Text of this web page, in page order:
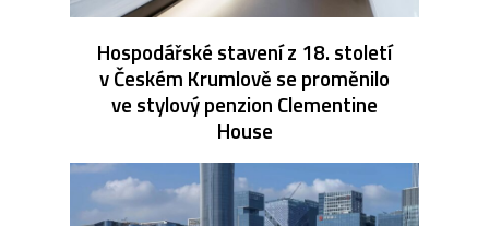
Hospodářské stavení z 18. století
v Českém Krumlově se proměnilo
ve stylový penzion Clementine
House